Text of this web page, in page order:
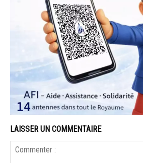
LAISSER UN COMMENTAIRE